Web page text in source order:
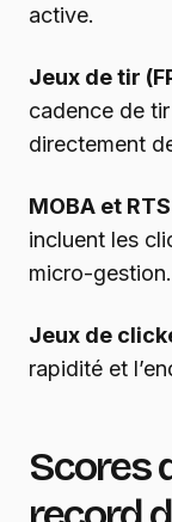
active.
Jeux de tir
cadence de
directement
MOBA et RTS
incluent les
micro-gestion.
Jeux de
rapidité et
Scores